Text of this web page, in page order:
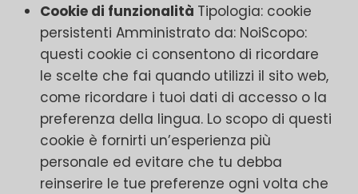
Cookie di funzionalità Tipologia: cookie
persistenti Amministrato da: NoiScopo:
questi cookie ci consentono di ricordare
le scelte che fai quando utilizzi il sito web,
come ricordare i tuoi dati di accesso o la
preferenza della lingua. Lo scopo di questi
cookie è fornirti un’esperienza più
personale ed evitare che tu debba
reinserire le tue preferenze ogni volta che